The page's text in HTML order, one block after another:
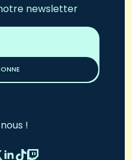
newsletter
!